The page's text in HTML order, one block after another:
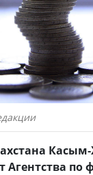
Агентства по